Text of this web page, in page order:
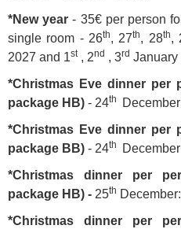
*New year - 35€ per person
single room - 26th, 27th, 28th,
2027 and 1st, 2nd , 3rd January
*Christmas Eve dinner per
package HB) - 24th
*Christmas Eve dinner per
package BB) - 24th
*Christmas dinner per
package HB) - 25th
*Christmas dinner per